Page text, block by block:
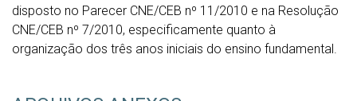
disposto no Parecer CNE/CEB nº 11/2010 e na Resolução
CNE/CEB nº 7/2010, especificamente quanto à
organização dos três anos iniciais do ensino fundamental.